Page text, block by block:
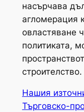
насърчава
агломерация
овластяване
политиката,
строителство.
Нашия
Търговско-